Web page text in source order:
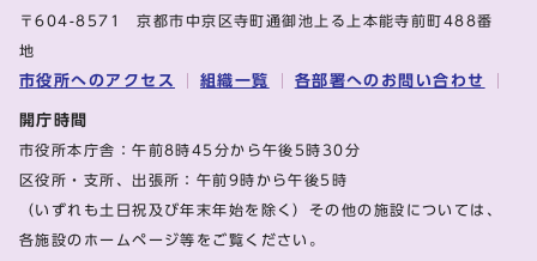
〒604-8571 京都市中京区寺町通御池上る上本能寺前町488番
地
市役所へのアクセス 組織一覧 各部署へのお問い合わせ
開庁時間
市役所本庁舎：午前8時45分から午後5時30分
区役所・支所、出張所：午前9時から午後5時
（いずれも土日祝及び年末年始を除く）その他の施設については、
各施設のホームページ等をご覧ください。